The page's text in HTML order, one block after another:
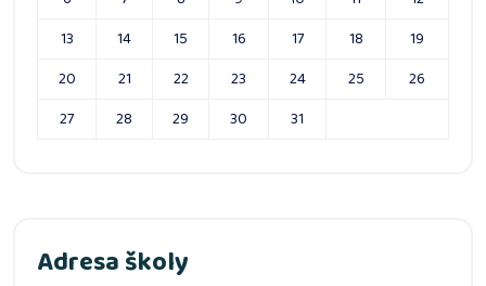
13
14 15 16 17 18
19
20
21 22 23 24 25
26
27
28 29 30 31
Adresa školy